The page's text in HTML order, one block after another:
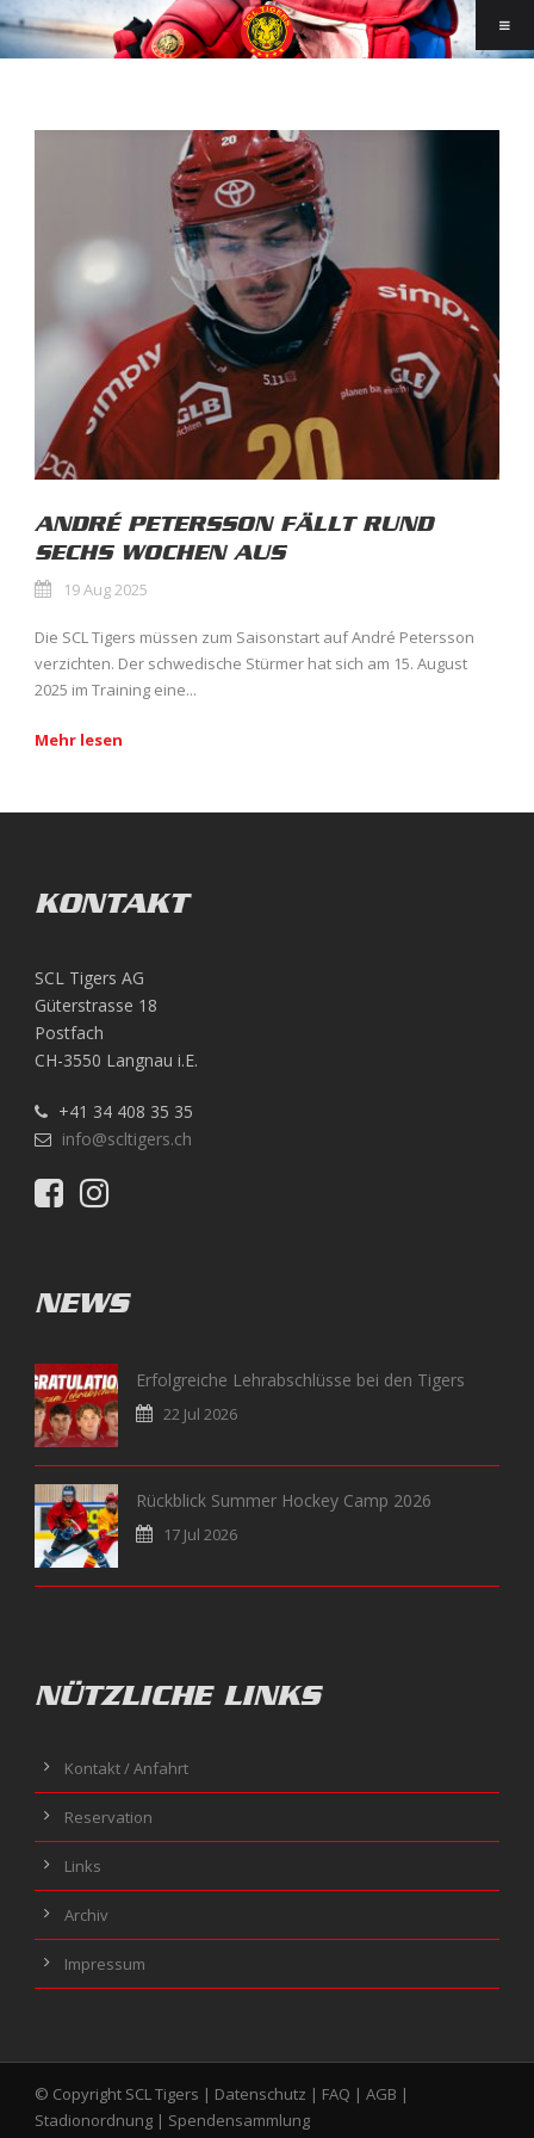
ANDRÉ PETERSSON FÄLLT RUND
SECHS WOCHEN AUS
19 Aug 2025
Die SCL Tigers müssen zum Saisonstart auf André Petersson
verzichten. Der schwedische Stürmer hat sich am 15. August
2025 im Training eine...
Mehr lesen
KONTAKT
SCL Tigers AG
Güterstrasse 18
Postfach
CH-3550 Langnau i.E.
+41 34 408 35 35
info@scltigers.ch
NEWS
Erfolgreiche Lehrabschlüsse bei den Tigers
22 Jul 2026
Rückblick Summer Hockey Camp 2026
17 Jul 2026
NÜTZLICHE LINKS
Kontakt / Anfahrt
Reservation
Links
Archiv
Impressum
© Copyright SCL Tigers | Datenschutz | FAQ | AGB |
Stadionordnung | Spendensammlung